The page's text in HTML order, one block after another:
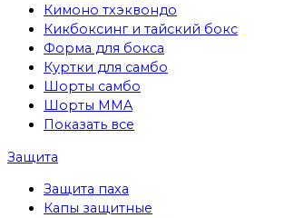
Кимоно тхэквондо
Кикбоксинг и тайский бокс
Форма для бокса
Куртки для самбо
Шорты самбо
Шорты MMA
Показать все
Защита
Защита паха
Капы защитные